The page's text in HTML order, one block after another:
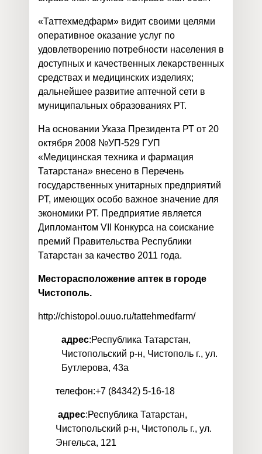
«Таттехмедфарм» видит своими целями
оперативное оказание услуг по
удовлетворению потребности населения в
доступных и качественных лекарственных
средствах и медицинских изделиях;
дальнейшее развитие аптечной сети в
муниципальных образованиях РТ.
На основании Указа Президента РТ от 20
октября 2008 №УП-529 ГУП
«Медицинская техника и фармация
Татарстана» внесено в Перечень
государственных унитарных предприятий
РТ, имеющих особо важное значение для
экономики РТ. Предприятие является
Дипломантом VII Конкурса на соискание
премий Правительства Республики
Татарстан за качество 2011 года.
Месторасположение аптек в городе
Чистополь.
http://chistopol.ouuo.ru/tattehmedfarm/
адрес:Республика Татарстан,
Чистопольский р-н, Чистополь г., ул.
Бутлерова, 43а
телефон:+7 (84342) 5-16-18
адрес:Республика Татарстан,
Чистопольский р-н, Чистополь г., ул.
Энгельса, 121